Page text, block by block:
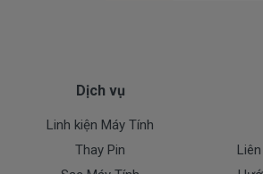
- Pin có dấu hiệu rách tem.
- Pin không có tem của Doctor
- Pin bị ngập nước.
- Pin bị cháy và Pin bị phù.
Dịch vụ
Linh kiện Máy Tính
Thay Pin